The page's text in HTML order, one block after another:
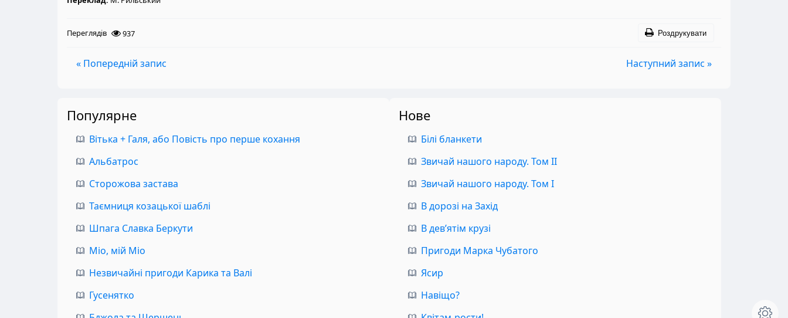
Переглядів 937 Роздрукувати
« Попередній запис Наступний запис »
Популярне
Вітька + Галя, або Повість про перше кохання
Альбатрос
Сторожова застава
Таємниця козацької шаблі
Шпага Славка Беркути
Міо, мій Міо
Незвичайні пригоди Карика та Валі
Гусенятко
Нове
Білі бланкети
Звичай нашого народу. Том II
Звичай нашого народу. Том I
В дорозі на Захід
В дев’ятім крузі
Пригоди Марка Чубатого
Ясир
Навіщо?